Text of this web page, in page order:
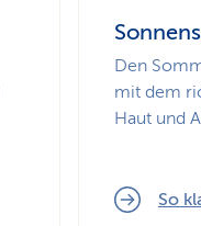
Den
mit dem
Haut und
So